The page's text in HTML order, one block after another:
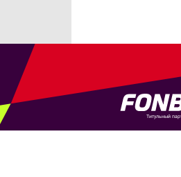
Титульный